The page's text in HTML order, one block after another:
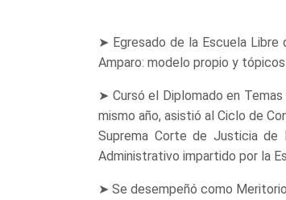
➤ Egresado de la Escuela
Amparo: modelo propio y
➤ Cursó el Diplomado en
mismo año, asistió al Ciclo de
Suprema Corte de Justicia de
Administrativo impartido por la
➤ Se desempeñó como